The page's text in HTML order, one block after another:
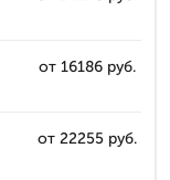
от 16186 руб.
от 22255 руб.